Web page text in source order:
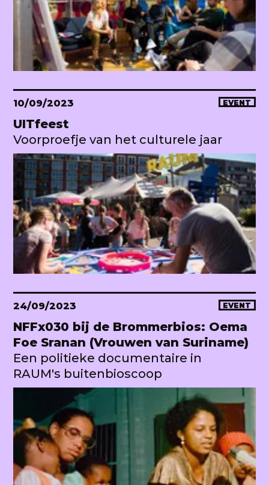
10/09/2023 EVENT
UITfeest
Voorproefje van het culturele jaar
24/09/2023 EVENT
NFFx030 bij de Brommerbios: Oema
Foe Sranan (Vrouwen van Suriname)
Een politieke documentaire in
RAUM's buitenbioscoop